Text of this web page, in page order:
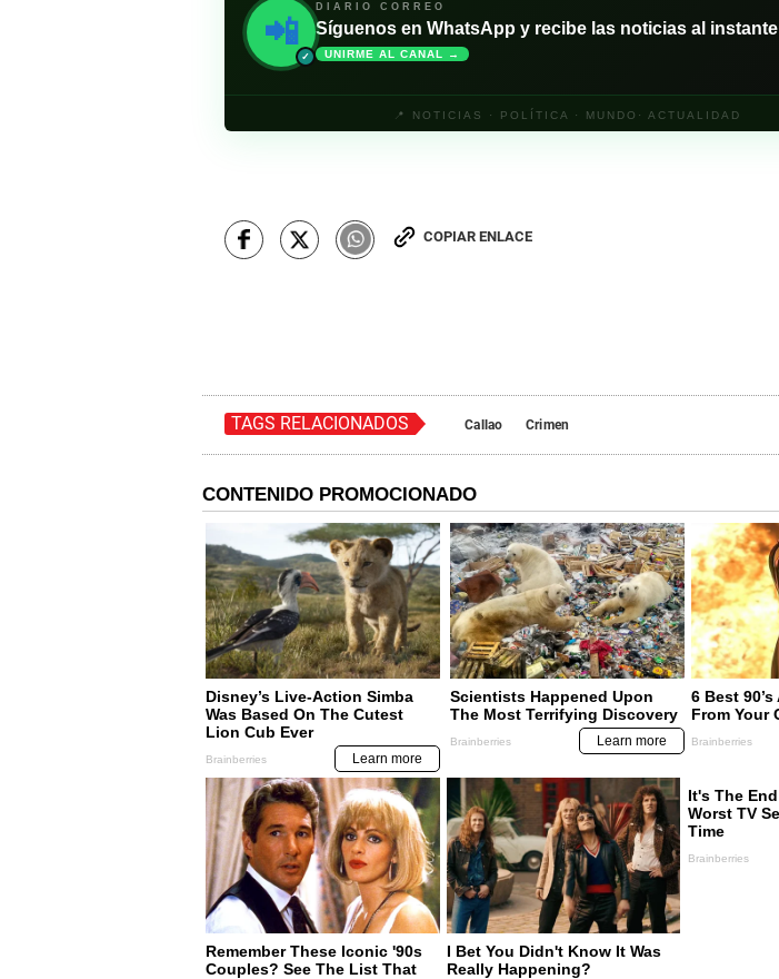
📲
✓
DIARIO CORREO
Síguenos en WhatsApp y recibe las noticias al instante
UNIRME AL CANAL →
📍 NOTICIAS · POLÍTICA · MUNDO· ACTUALIDAD
COPIAR ENLACE
TAGS RELACIONADOS Callao Crimen